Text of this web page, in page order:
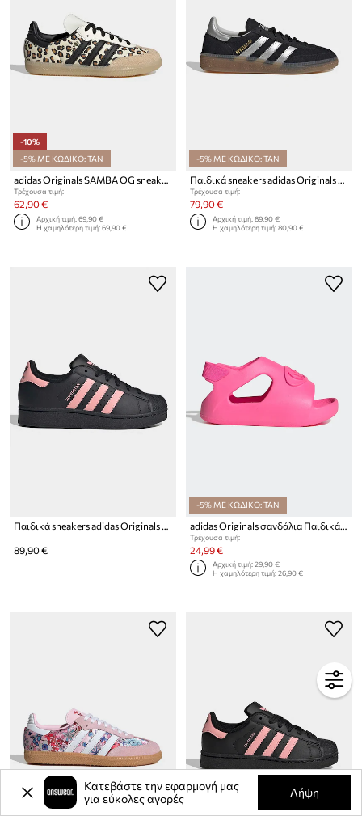
-10%
-5% ΜΕ ΚΩΔΙΚΟ: TAN
adidas Originals SAMBA OG sneakers Παιδικά δερμάτινα
Τρέχουσα τιμή:
62,90 €
Αρχική τιμή:69,90 €
Η χαμηλότερη τιμή:69,90 €
-5% ΜΕ ΚΩΔΙΚΟ: TAN
Παιδικά sneakers adidas Originals HANDBALL SPEZIAL
Τρέχουσα τιμή:
79,90 €
Αρχική τιμή:89,90 €
Η χαμηλότερη τιμή:80,90 €
89,90 €
-5% ΜΕ ΚΩΔΙΚΟ: TAN
Τρέχουσα τιμή:
24,99 €
Αρχική τιμή:29,90 €
Η χαμηλότερη τιμή:26,90 €
Κατεβάστε την εφαρμογή μας
για εύκολες αγορές
Λήψη